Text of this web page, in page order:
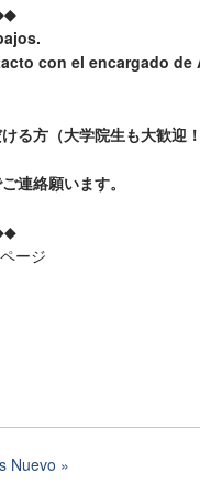
con el encargado de
る方（大学院生も大歓迎
連絡願います。
ージ
Nuevo